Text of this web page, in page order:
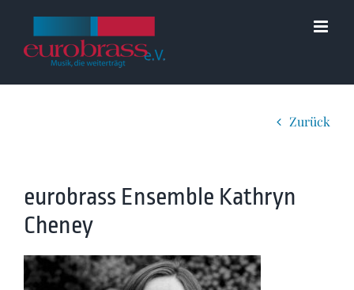
springen
Zurück
eurobrass Ensemble Kathryn
Cheney